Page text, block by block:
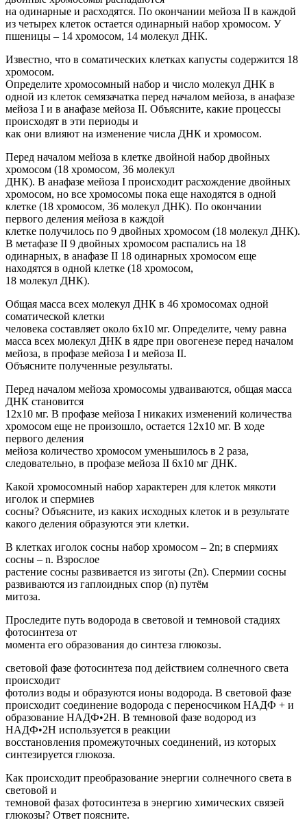
на одинарные и расходятся. По окончании мейоза II в каждой
из четырех клеток остается одинарный набор хромосом. У
пшеницы – 14 хромосом, 14 молекул ДНК.
Известно, что в соматических клетках капусты содержится 18
хромосом.
Определите хромосомный набор и число молекул ДНК в
одной из клеток семязачатка перед началом мейоза, в анафазе
мейоза I и в анафазе мейоза II. Объясните, какие процессы
происходят в эти периоды и
как они влияют на изменение числа ДНК и хромосом.
Перед началом мейоза в клетке двойной набор двойных
хромосом (18 хромосом, 36 молекул
ДНК). В анафазе мейоза I происходит расхождение двойных
хромосом, но все хромосомы пока еще находятся в одной
клетке (18 хромосом, 36 молекул ДНК). По окончании
первого деления мейоза в каждой
клетке получилось по 9 двойных хромосом (18 молекул ДНК).
В метафазе II 9 двойных хромосом распались на 18
одинарных, в анафазе II 18 одинарных хромосом еще
находятся в одной клетке (18 хромосом,
18 молекул ДНК).
Общая масса всех молекул ДНК в 46 хромосомах одной
соматической клетки
человека составляет около 6х10 мг. Определите, чему равна
масса всех молекул ДНК в ядре при овогенезе перед началом
мейоза, в профазе мейоза I и мейоза II.
Объясните полученные результаты.
Перед началом мейоза хромосомы удваиваются, общая масса
ДНК становится
12х10 мг. В профазе мейоза I никаких изменений количества
хромосом еще не произошло, остается 12х10 мг. В ходе
первого деления
мейоза количество хромосом уменьшилось в 2 раза,
следовательно, в профазе мейоза II 6х10 мг ДНК.
Какой хромосомный набор характерен для клеток мякоти
иголок и спермиев
сосны? Объясните, из каких исходных клеток и в результате
какого деления образуются эти клетки.
В клетках иголок сосны набор хромосом – 2n; в спермиях
сосны – n. Взрослое
растение сосны развивается из зиготы (2n). Спермии сосны
развиваются из гаплоидных спор (n) путём
митоза.
Проследите путь водорода в световой и темновой стадиях
фотосинтеза от
момента его образования до синтеза глюкозы.
световой фазе фотосинтеза под действием солнечного света
происходит
фотолиз воды и образуются ионы водорода. В световой фазе
происходит соединение водорода с переносчиком НАДФ + и
образование НАДФ•2Н. В темновой фазе водород из
НАДФ•2Н используется в реакции
восстановления промежуточных соединений, из которых
синтезируется глюкоза.
Как происходит преобразование энергии солнечного света в
световой и
темновой фазах фотосинтеза в энергию химических связей
глюкозы? Ответ поясните.